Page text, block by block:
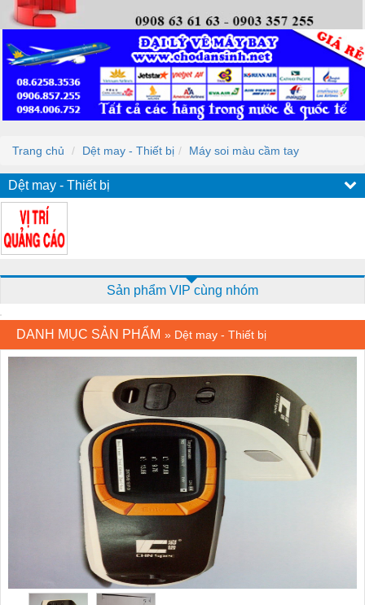
Trang chủ Dệt may - Thiết bị Máy soi màu cầm tay
Dệt may - Thiết bị
Sản phẩm VIP cùng nhóm
DANH MỤC SẢN PHẨM » Dệt may - Thiết bị